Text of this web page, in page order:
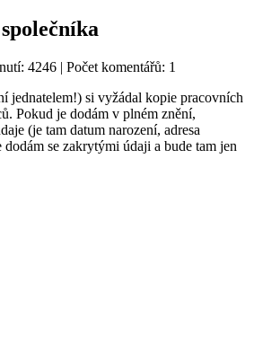
4246 | Počet komentářů: 1
jednatelem!) si vyžádal kopie pracovních
Pokud je dodám v plném znění,
(je tam datum narození, adresa
se zakrytými údaji a bude tam jen